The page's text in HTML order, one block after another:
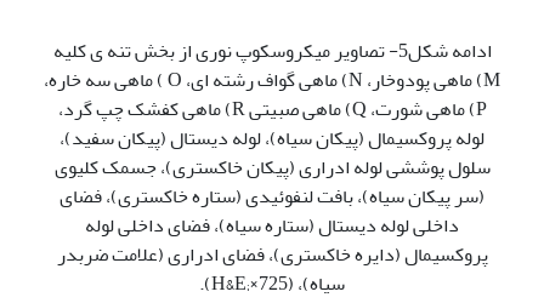
ادامه شکل5- تصاویر میکروسکوپ نوری از بخش تنه ی کلیه
M) ماهی پودوخار، N) ماهی گواف رشته ای، O ) ماهی سه خاره،
P) ماهی شورت، Q) ماهی صبیتی R) ماهی کفشک چپ گرد،
لوله پروکسیمال (پیکان سیاه)، لوله دیستال (پیکان سفید)،
سلول پوششی لوله ادراری (پیکان خاکستری)، جسمک کلیوی
(سر پیکان سیاه)، بافت لنفوئیدی (ستاره خاکستری)، فضای
داخلی لوله دیستال (ستاره سیاه)، فضای داخلی لوله
پروکسیمال (دایره خاکستری)، فضای ادراری (علامت ضربدر
سیاه)، (H&E;×725).